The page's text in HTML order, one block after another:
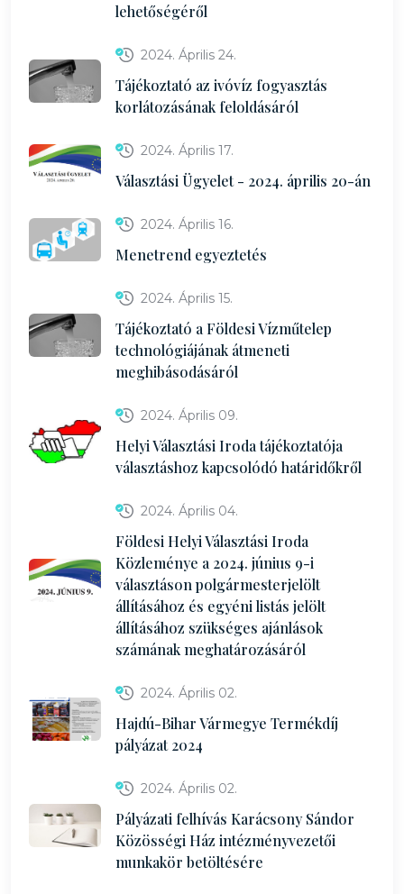
lehetőségéről
2024. Április 24.
Tájékoztató az ivóvíz fogyasztás
korlátozásának feloldásáról
2024. Április 17.
Választási Ügyelet - 2024. április 20-án
2024. Április 16.
Menetrend egyeztetés
2024. Április 15.
Tájékoztató a Földesi Vízműtelep
technológiájának átmeneti
meghibásodásáról
2024. Április 09.
Helyi Választási Iroda tájékoztatója
választáshoz kapcsolódó határidőkről
2024. Április 04.
Földesi Helyi Választási Iroda
Közleménye a 2024. június 9-i
választáson polgármesterjelölt
állításához és egyéni listás jelölt
állításához szükséges ajánlások
számának meghatározásáról
2024. Április 02.
Hajdú-Bihar Vármegye Termékdíj
pályázat 2024
2024. Április 02.
Pályázati felhívás Karácsony Sándor
Közösségi Ház intézményvezetői
munkakör betöltésére